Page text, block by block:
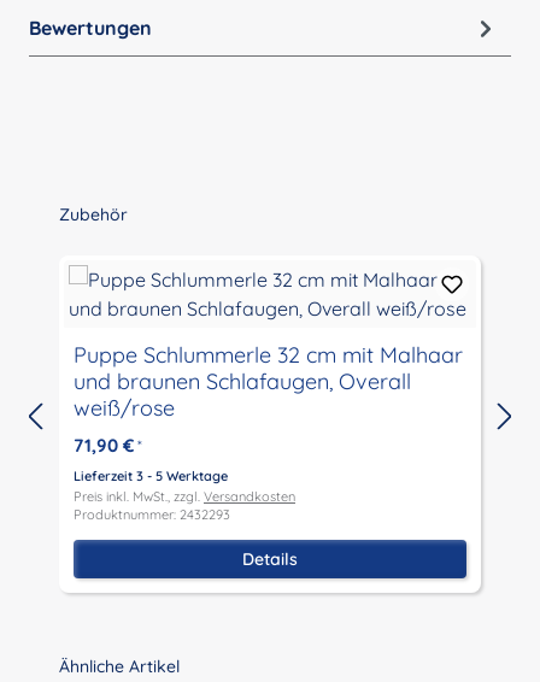
Bewertungen
Produktgalerie überspringen
Zubehör
Puppe Schlummerle 32 cm mit Malhaar
und braunen Schlafaugen, Overall
weiß/rose
71,90 € *
Lieferzeit 3 - 5 Werktage
Preis inkl. MwSt., zzgl. Versandkosten
Produktnummer: 2432293
Details
Produktgalerie überspringen
Ähnliche Artikel